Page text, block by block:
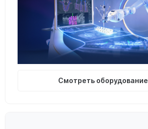
Смотреть оборудование